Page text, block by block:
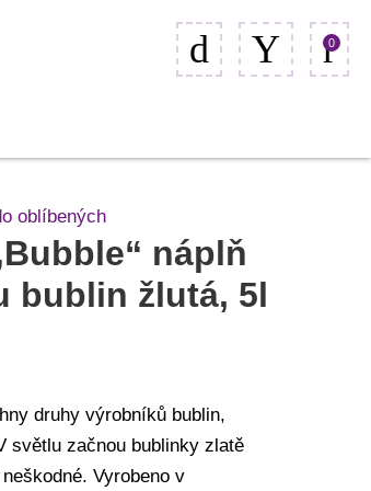
0
oblíbených
náplň
bublin žlutá, 5l
druhy výrobníků bublin,
světlu začnou bublinky zlatě
Vyrobeno v